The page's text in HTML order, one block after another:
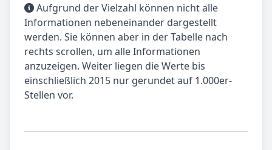
Aufgrund der Vielzahl können nicht alle
Informationen nebeneinander dargestellt
werden. Sie können aber in der Tabelle nach
rechts scrollen, um alle Informationen
anzuzeigen. Weiter liegen die Werte bis
einschließlich 2015 nur gerundet auf 1.000er-
Stellen vor.